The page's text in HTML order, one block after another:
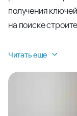
получения
на поиске
Читать еще